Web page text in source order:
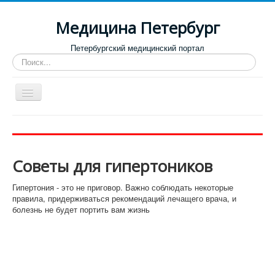
Медицина Петербург
Петербургский медицинский портал
Искать...
Toggle
Navigation
Роддома и женские консультации
Диспансеры
Лучшие клиники по направлениям
Советы для гипертоников
Гипертония - это не приговор. Важно соблюдать некоторые
правила, придерживаться рекомендаций лечащего врача, и
болезнь не будет портить вам жизнь